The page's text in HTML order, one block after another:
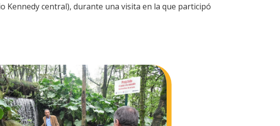
Kennedy central), durante una visita en la que participó